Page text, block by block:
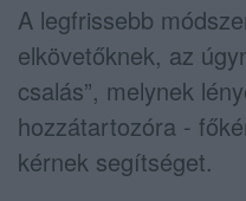
A legfrissebb
elkövetőknek, az
csalás”, melynek
hozzátartozóra -
kérnek segítséget.